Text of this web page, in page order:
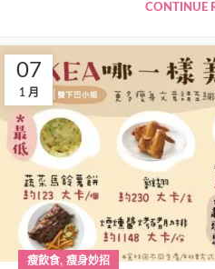
CONTINUE
07
1 月
瘦飲食, 瘦身妙招